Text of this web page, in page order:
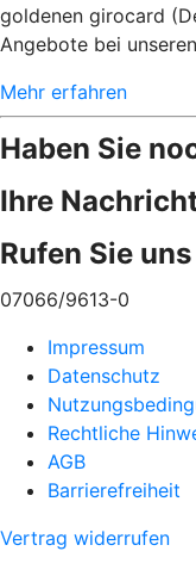
goldenen girocard
Angebote bei
Mehr erfahren
Haben Sie
Ihre
Rufen Sie
07066/9613-0
Impressum
Datenschutz
Rechtliche
AGB
Barrierefreiheit
Vertrag widerrufen